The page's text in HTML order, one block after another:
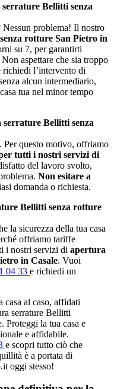
Bellitti senza
Nessun problema! Il nostro
rotture San Pietro in
su 7, per garantirti
aspettare che sia troppo
richiedi l’intervento di
alcun intermediario,
tua nel minor tempo
Bellitti senza
Per questo motivo, offriamo
tutti i nostri servizi di
del lavoro svolto,
Non esitare a
domanda o richiesta.
Bellitti senza rotture
la sicurezza della tua casa
offriamo tariffe
i nostri servizi di apertura
in Casale. Vuoi
04 33 e richiedi un
casa al caso, affidati
serrature Bellitti
Proteggi la tua casa e
e affidabile.
e scopri tutto ciò che
è a portata di
oggi stesso!